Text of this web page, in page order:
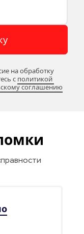
на обработку
c политикой
соглашению